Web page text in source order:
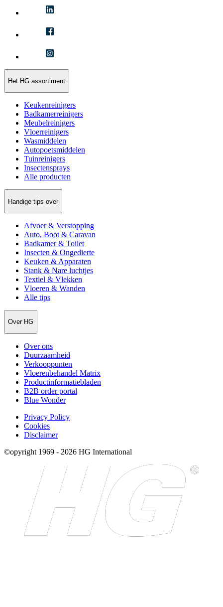
Het HG assortiment
Keukenreinigers
Badkamerreinigers
Meubelreinigers
Vloerreinigers
Wasmiddelen
Autopoetsmiddelen
Tuinreinigers
Insectensprays
Alle producten
Handige tips over
Afvoer & Verstopping
Auto, Boot & Caravan
Badkamer & Toilet
Insecten & Ongedierte
Keuken & Apparaten
Stank & Nare luchtjes
Textiel & Vlekken
Vloeren & Wanden
Alle tips
Over HG
Over ons
Duurzaamheid
Verkooppunten
Vloerenbehandel Matrix
Productinformatiebladen
B2B order portal
Blue Wonder
Privacy Policy
Cookies
Disclaimer
©opyright 1969 - 2026 HG International